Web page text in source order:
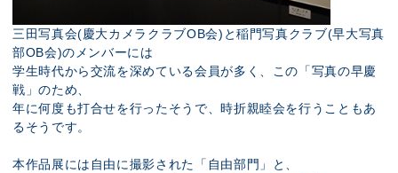
三田写真会(慶大カメラクラブOB会)と稲門写真クラブ(早大写真
部OB会)のメンバーには
学生時代から交流を深めている会員が多く、この「写真の早慶
戦」のため、
年に何度も打合せを行ったそうで、時折親睦会を行うこともあ
るそうです。
本作品展には自由に撮影された「自由部門」と、